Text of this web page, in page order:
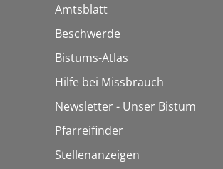
Amtsblatt
Beschwerde
Bistums-Atlas
Hilfe bei Missbrauch
Newsletter - Unser Bistum
Pfarreifinder
Stellenanzeigen